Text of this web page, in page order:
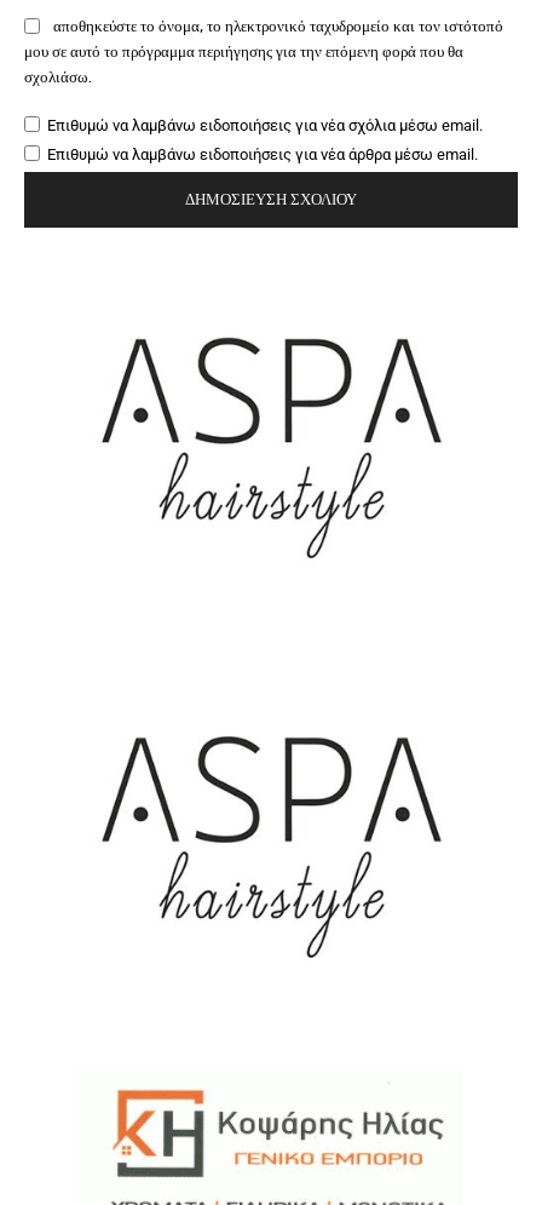
αποθηκεύστε το όνομα, το ηλεκτρονικό ταχυδρομείο και τον ιστότοπό
μου σε αυτό το πρόγραμμα περιήγησης για την επόμενη φορά που θα
σχολιάσω.
Επιθυμώ να λαμβάνω ειδοποιήσεις για νέα σχόλια μέσω email.
Επιθυμώ να λαμβάνω ειδοποιήσεις για νέα άρθρα μέσω email.